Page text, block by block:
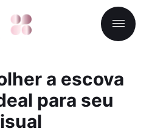
a escova
para seu